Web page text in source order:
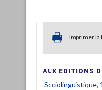
Imprimer la
AUX EDITIONS
Sociolinguistique,